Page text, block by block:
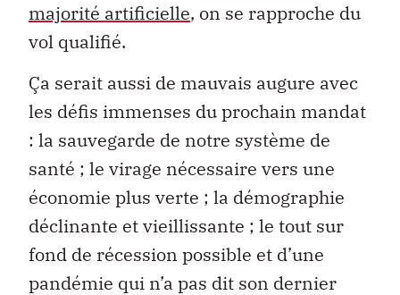
majorité artificielle, on se rapproche du
vol qualifié.
Ça serait aussi de mauvais augure avec
les défis immenses du prochain mandat
: la sauvegarde de notre système de
santé ; le virage nécessaire vers une
économie plus verte ; la démographie
déclinante et vieillissante ; le tout sur
fond de récession possible et d’une
pandémie qui n’a pas dit son dernier